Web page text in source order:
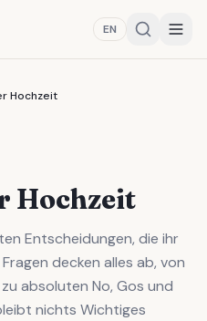
EN
Hochzeit
Hochzeit
Entscheidungen, die ihr
decken alles ab, von
absoluten No, Gos und
nichts Wichtiges